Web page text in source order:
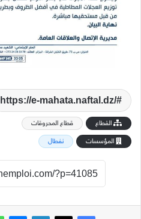
https://e-mahata.naftal.dz/
القطاع
قطاع المحروقات
المؤسسات
نفطال